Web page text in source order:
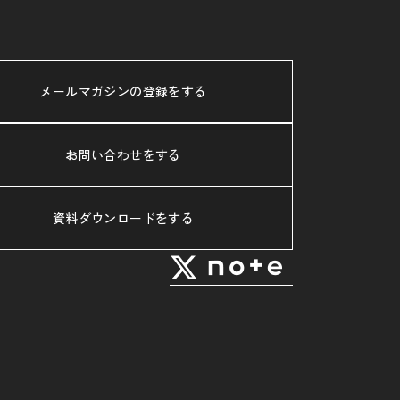
メールマガジンの登録をする
お問い合わせをする
資料ダウンロードをする